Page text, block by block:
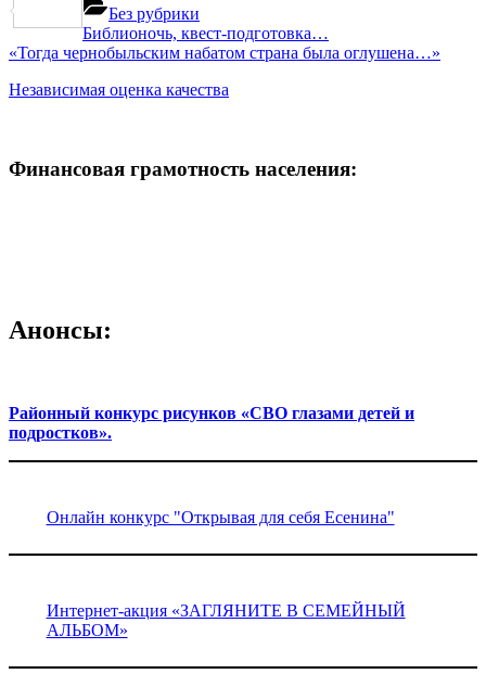
Отправить
Без рубрики
Навигация
по
записям
Previous
Post:
Библионочь, квест-подготовка…
Next
«Тогда чернобыльским набатом страна была оглушена…»
Независимая оценка качества
Финансовая грамотность населения:
Анонсы:
Районный конкурс рисунков «СВО глазами детей и
подростков».
Онлайн конкурс "Открывая для себя Есенина"
Интернет-акция «ЗАГЛЯНИТЕ В СЕМЕЙНЫЙ
АЛЬБОМ»